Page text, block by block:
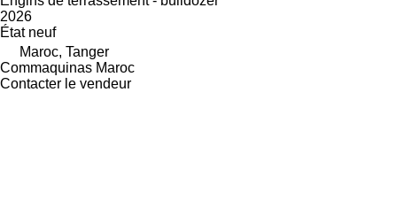
2026
Étatneuf
Maroc, Tanger
Commaquinas Maroc
Contacter le vendeur